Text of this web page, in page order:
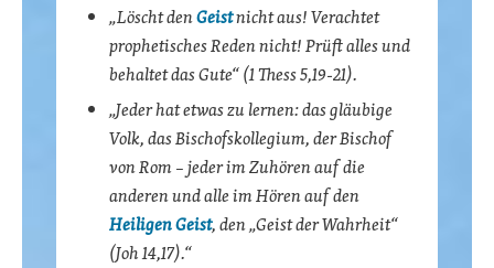
„Löscht denGeistnicht aus! Verachtet
prophetisches Reden nicht! Prüft alles und
behaltet das Gute“ (1 Thess 5,19-21).
„Jeder hat etwas zu lernen: das gläubige
Volk, das Bischofskollegium, der Bischof
von Rom – jeder im Zuhören auf die
anderen und alle im Hören auf den
Heiligen Geist, den „Geist der Wahrheit“
(Joh 14,17).“